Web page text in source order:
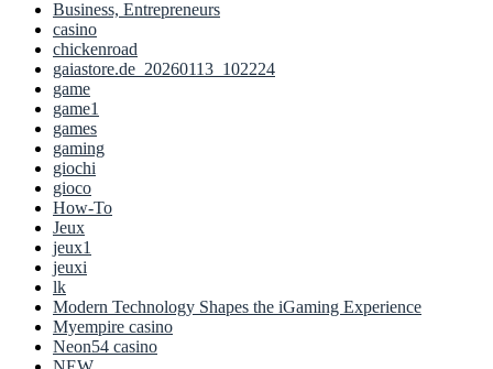
Business, Entrepreneurs
casino
chickenroad
gaiastore.de_20260113_102224
game
game1
games
gaming
giochi
gioco
How-To
Jeux
jeux1
jeuxi
lk
Modern Technology Shapes the iGaming Experience
Myempire casino
Neon54 casino